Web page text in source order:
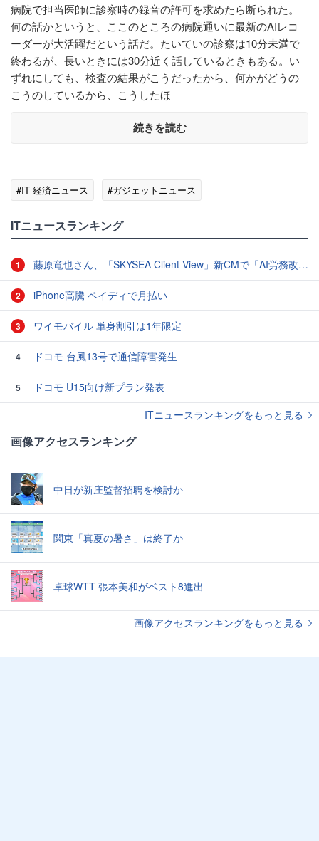
病院で担当医師に診察時の録音の許可を求めたら断られた。
何の話かというと、ここのところの病院通いに最新のAIレコ
ーダーが大活躍だという話だ。たいていの診察は10分未満で
終わるが、長いときには30分近く話しているときもある。い
ずれにしても、検査の結果がこうだったから、何かがどうの
こうのしているから、こうしたほ
続きを読む
#IT 経済ニュース #ガジェットニュース
ITニュースランキング
1 藤原竜也さん、「SKYSEA Client View」新CMで「AI労務改善」をアピール 働き方をAIが分析したら「すぐに休んで」と言われる？
2 iPhone高騰 ペイディで月払い
3 ワイモバイル 単身割引は1年限定
4 ドコモ 台風13号で通信障害発生
5
ドコモ U15向け新プラン発表
ITニュースランキングをもっと見る
画像アクセスランキング
中日が新庄監督招聘を検討か
関東「真夏の暑さ」は終了か
卓球WTT 張本美和がベスト8進出
画像アクセスランキングをもっと見る